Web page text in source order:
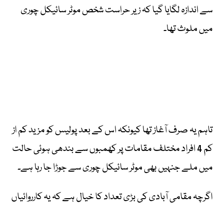
سے اندازہ لگایا گیا کہ زیر حراست شخص موٹر سائیکل چوری
میں ملوث تھا۔
تاہم یہ صرف آغاز تھا کیونکہ اس کے بعد پولیس کو مزید کم از
کم 4 افراد مختلف مقامات پر کھمبوں سے بندھی ہوئی حالت
میں ملے جنہیں بھی موٹر سائیکل چوری سے جوڑا جا رہا ہے۔
اگرچہ مقامی آبادی کی بڑی تعداد کا خیال ہے کہ یہ کارروائیاں